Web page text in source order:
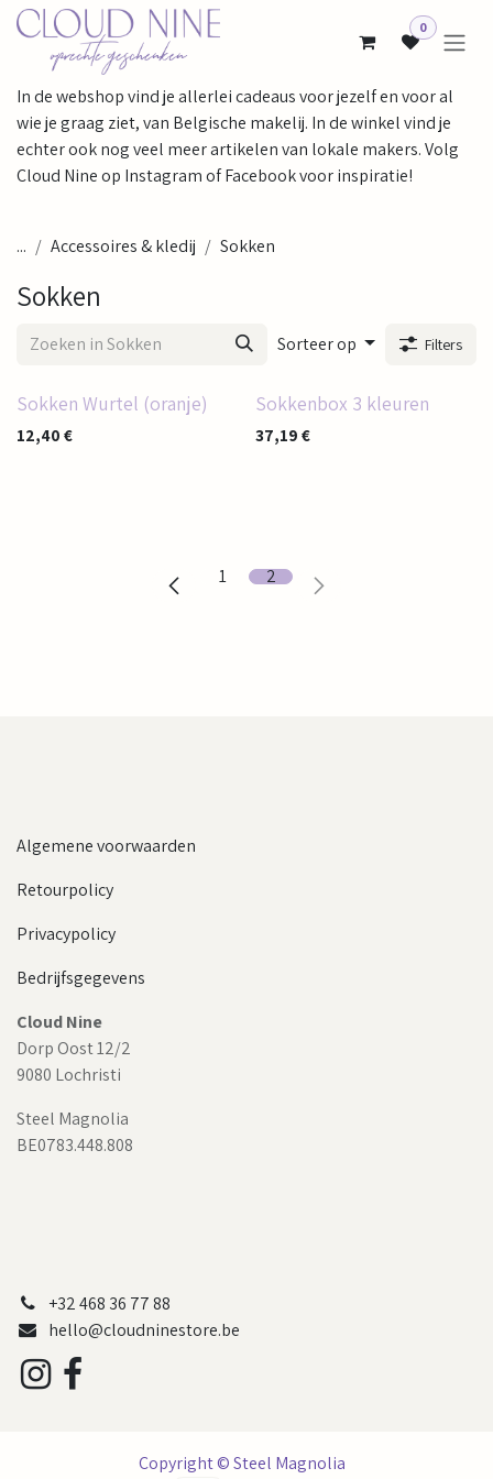
Overslaan naar inhoud
0
In de webshop vind je allerlei cadeaus voor jezelf en voor al
wie je graag ziet, van Belgische makelij. In de winkel vind je
echter ook nog veel meer artikelen van lokale makers. Volg
Cloud Nine op Instagram of Facebook voor inspiratie!
... Accessoires & kledij Sokken
Sokken
Sorteer op Filters
Sokken Wurtel (oranje)
12,40 €
Sokkenbox 3 kleuren
37,19 €
1 2
Algemene voorwaarden
Retourpolicy
Privacypolicy
Bedrijfsgegevens
Cloud Nine
Dorp Oost 12/2
9080 Lochristi
Steel Magnolia
BE0783.448.808
+32 468 36 77 88
hello@cloudninestore.be
Copyright © Steel Magnolia